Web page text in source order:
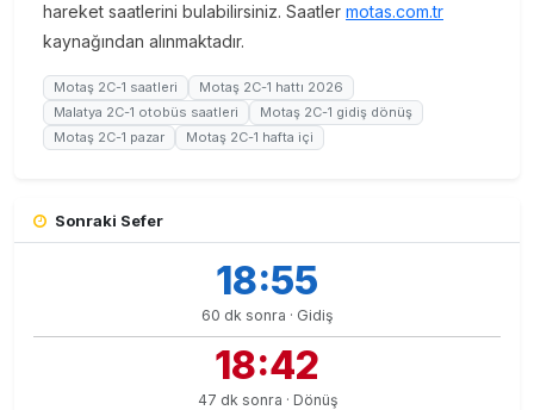
hareket saatlerini bulabilirsiniz. Saatler motas.com.tr
kaynağından alınmaktadır.
Motaş 2C-1 saatleri
Motaş 2C-1 hattı 2026
Malatya 2C-1 otobüs saatleri
Motaş 2C-1 gidiş dönüş
Motaş 2C-1 pazar
Motaş 2C-1 hafta içi
Sonraki Sefer
18:55
60 dk sonra · Gidiş
18:42
47 dk sonra · Dönüş